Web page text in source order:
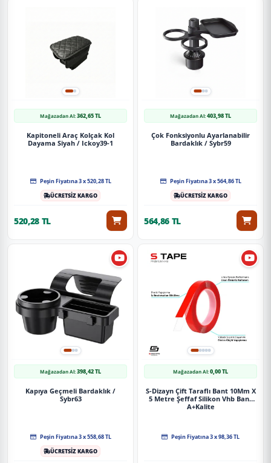
Mağazadan Al:362,65 TL
Kapitoneli Araç Kolçak Kol
Dayama Siyah / Ickoy39-1
Peşin Fiyatına 3 x 520,28 TL
ÜCRETSİZ KARGO
520,28 TL
Mağazadan Al:403,98 TL
Çok Fonksiyonlu Ayarlanabilir
Bardaklık / Sybr59
Peşin Fiyatına 3 x 564,86 TL
ÜCRETSİZ KARGO
564,86 TL
Mağazadan Al:398,42 TL
Kapıya Geçmeli Bardaklık /
Sybr63
Peşin Fiyatına 3 x 558,68 TL
ÜCRETSİZ KARGO
Mağazadan Al:0,00 TL
S-Dizayn Çift Taraflı Bant 10Mm X
5 Metre Şeffaf Silikon Vhb Bant
A+Kalite
Peşin Fiyatına 3 x 98,36 TL